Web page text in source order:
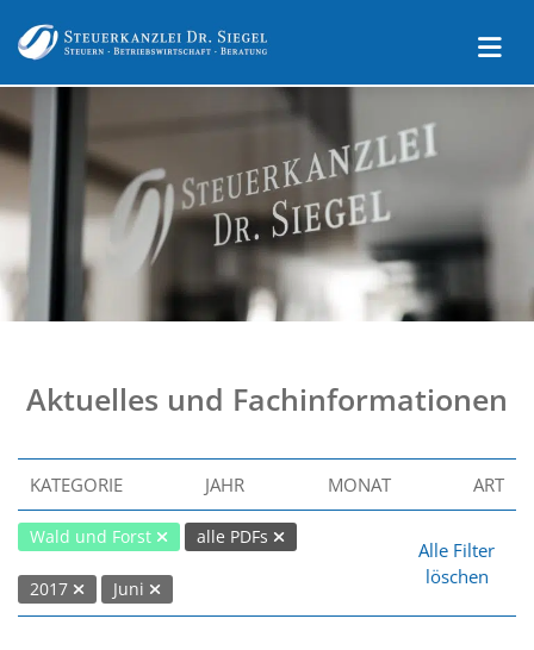
Aktuelles und Fachinformationen
KATEGORIE JAHR MONAT ART
Wald und Forst alle PDFs
2017 Juni
Alle Filter
löschen